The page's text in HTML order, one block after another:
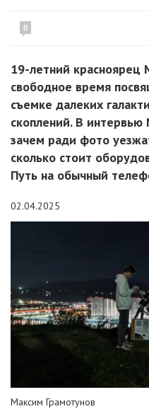
0
19-летний красноярец
свободное время
съемке далеких
скоплений. В интервью
зачем ради фото
сколько стоит
Путь на обычный
02.04.2025
Максим Грамотунов